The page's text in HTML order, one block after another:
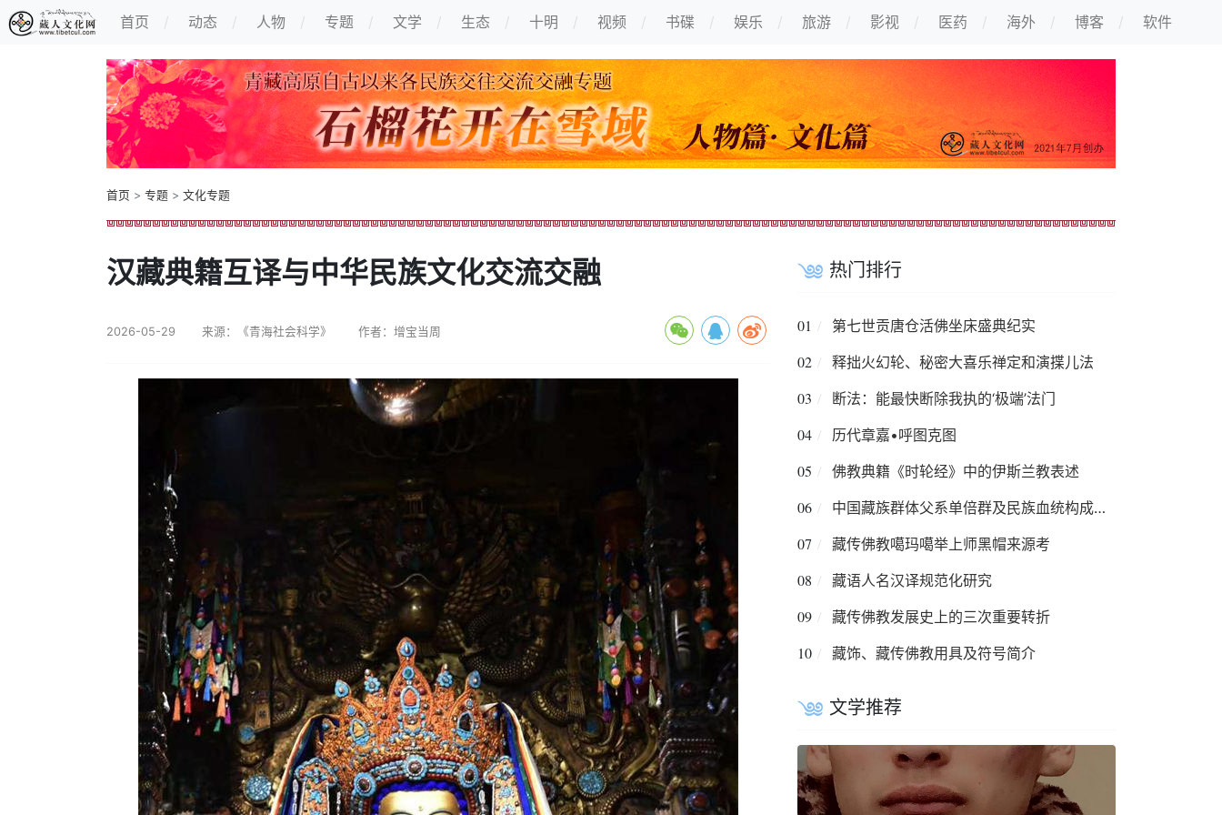
首页 动态 人物 专题 文学 生态 十明 视频 书碟 娱乐 旅游 影视 医药 海外 博客 软件
首页 > 专题 > 文化专题
汉藏典籍互译与中华民族文化交流交融
2026-05-29 来源：《青海社会科学》 作者：增宝当周
热门排行
01 第七世贡唐仓活佛坐床盛典纪实
02 释拙火幻轮、秘密大喜乐禅定和演揲儿法
03 断法：能最快断除我执的‘极端’法门
04 历代章嘉•呼图克图
05 佛教典籍《时轮经》中的伊斯兰教表述
06 中国藏族群体父系单倍群及民族血统构成情况
07 藏传佛教噶玛噶举上师黑帽来源考
08 藏语人名汉译规范化研究
09 藏传佛教发展史上的三次重要转折
10 藏饰、藏传佛教用具及符号简介
文学推荐